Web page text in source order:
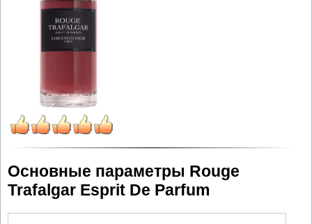
Основные параметры Rouge
Trafalgar Esprit De Parfum